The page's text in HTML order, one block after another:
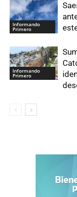
Informando
Primero
Informando
Primero